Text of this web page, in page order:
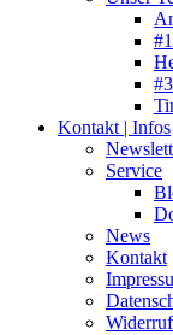
Kontakt | Infos
Service
News
Kontakt